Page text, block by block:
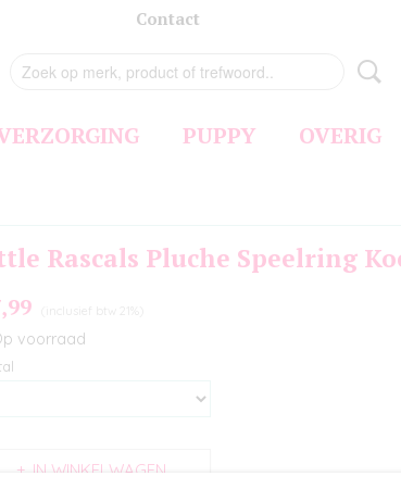
Contact
PUPPY OVERIG
Rascals Pluche Speelring
(inclusief btw 21%)
voorraad
IN WINKELWAGEN